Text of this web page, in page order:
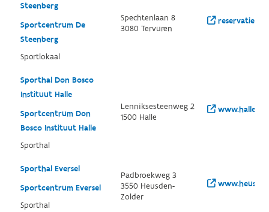
Steenberg
Sportcentrum De
Steenberg
Sportlokaal
Spechtenlaan 8
3080 Tervuren
Sporthal Don Bosco
Instituut Halle
Sportcentrum Don
Bosco Instituut Halle
Sporthal
Lenniksesteenweg 2
1500 Halle
Sporthal Eversel
Sportcentrum Eversel
Sporthal
Padbroekweg 3
3550 Heusden-
Zolder